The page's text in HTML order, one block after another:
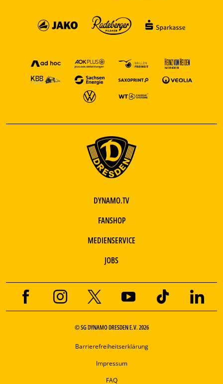
DYNAMO.TV
FANSHOP
MEDIENSERVICE
JOBS
© SG DYNAMO DRESDEN E.V. 2026
Barrierefreiheitserklärung
Impressum
FAQ